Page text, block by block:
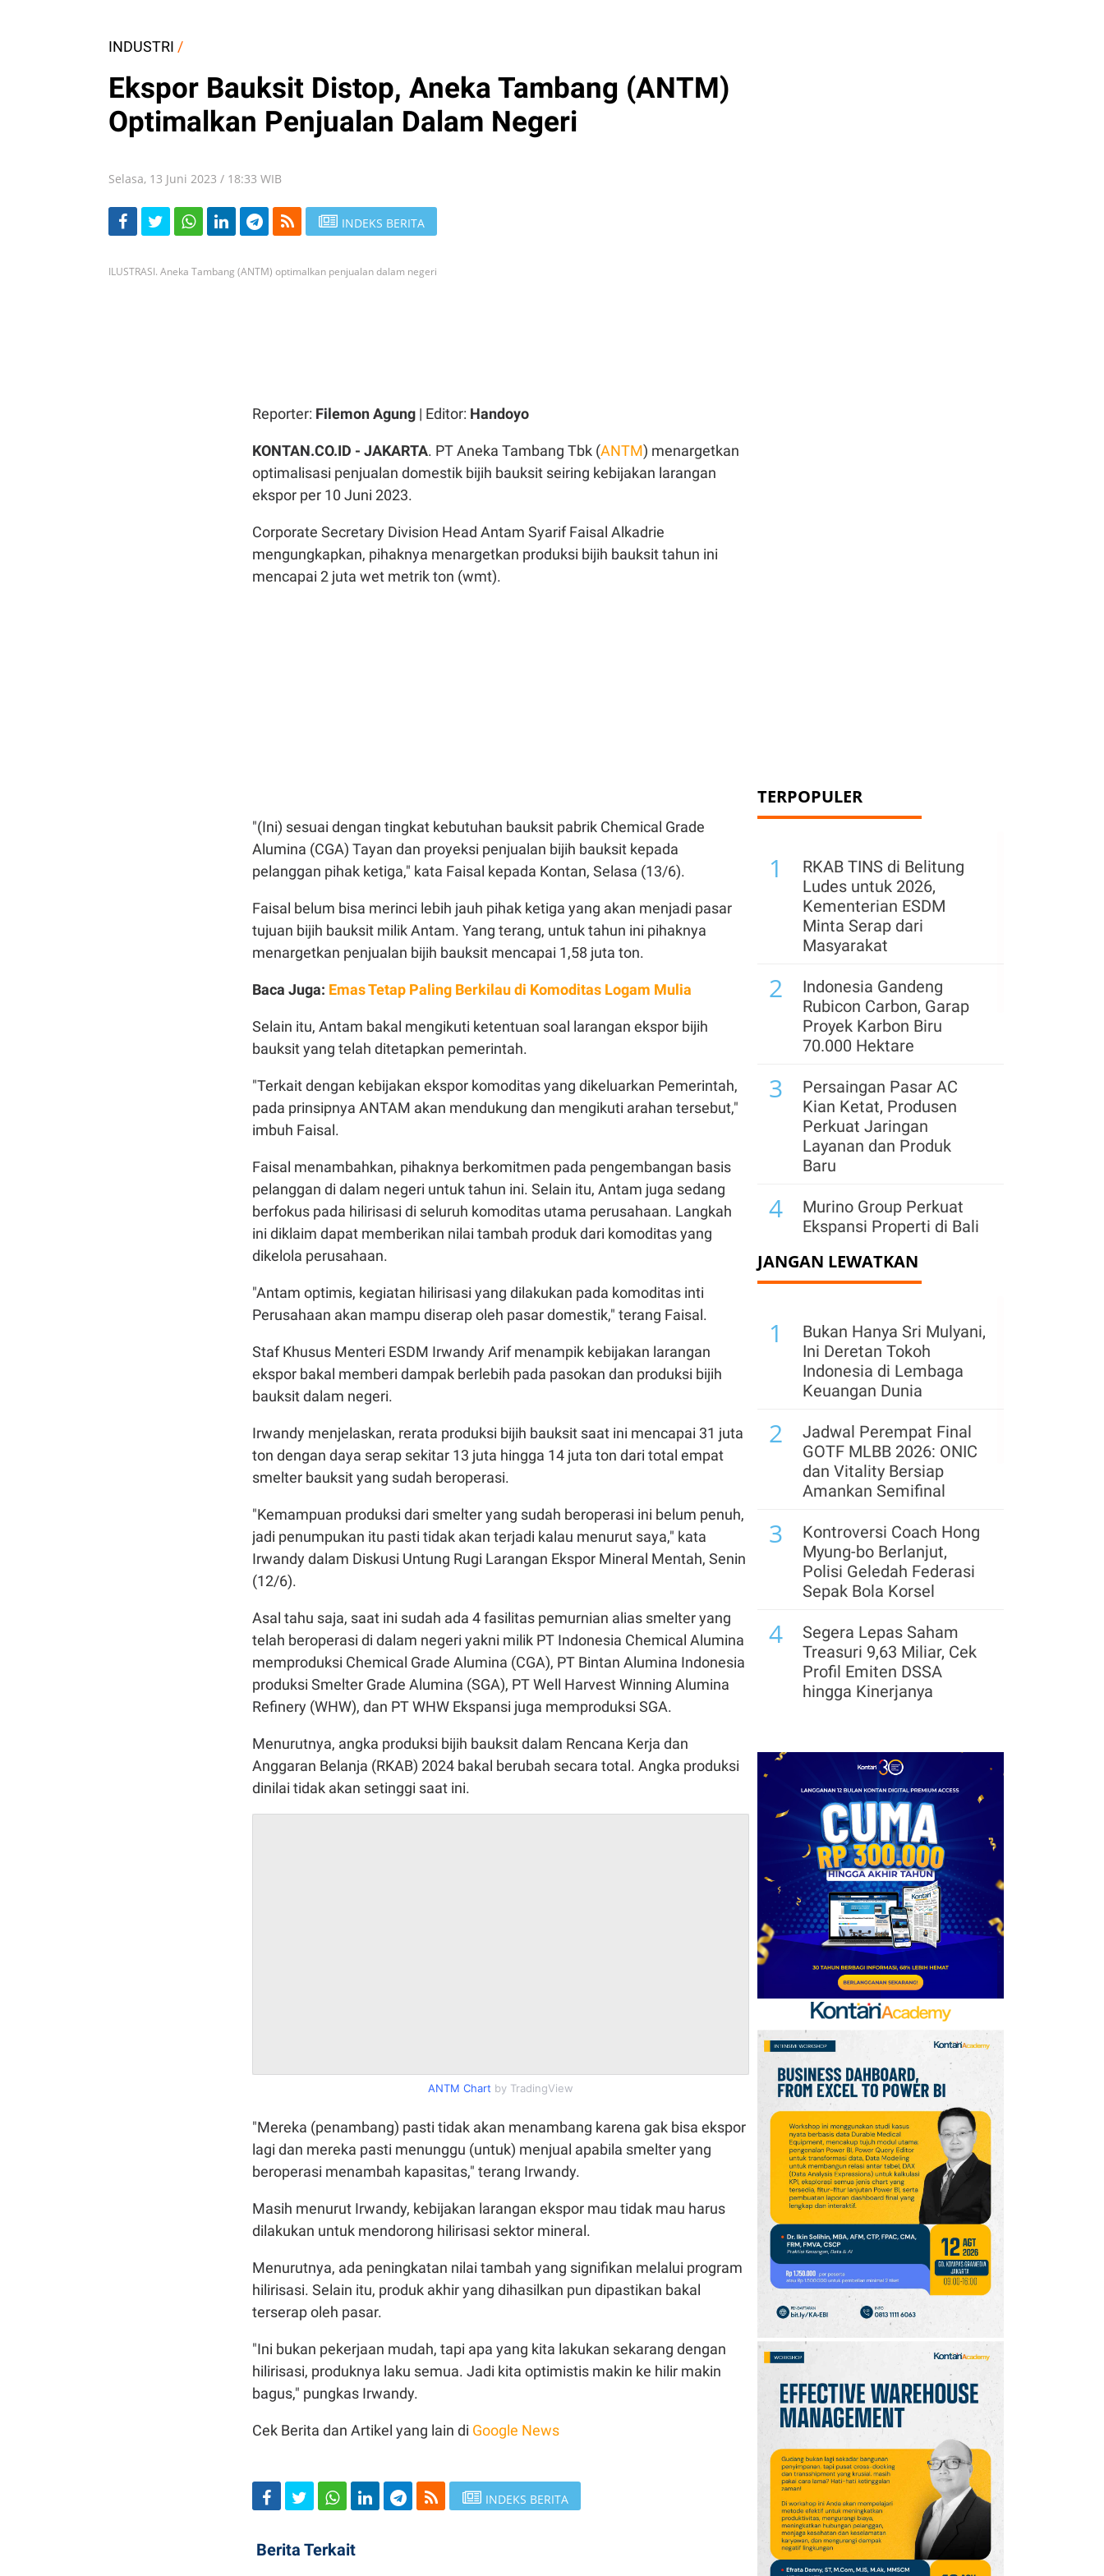
INDUSTRI /
Ekspor Bauksit Distop, Aneka Tambang (ANTM)
Optimalkan Penjualan Dalam Negeri
Selasa, 13 Juni 2023 / 18:33 WIB
INDEKS BERITA
ILUSTRASI. Aneka Tambang (ANTM) optimalkan penjualan dalam negeri
Reporter: Filemon Agung | Editor: Handoyo
KONTAN.CO.ID - JAKARTA. PT Aneka Tambang Tbk (ANTM) menargetkan
optimalisasi penjualan domestik bijih bauksit seiring kebijakan larangan
ekspor per 10 Juni 2023.
Corporate Secretary Division Head Antam Syarif Faisal Alkadrie
mengungkapkan, pihaknya menargetkan produksi bijih bauksit tahun ini
mencapai 2 juta wet metrik ton (wmt).
"(Ini) sesuai dengan tingkat kebutuhan bauksit pabrik Chemical Grade
Alumina (CGA) Tayan dan proyeksi penjualan bijih bauksit kepada
pelanggan pihak ketiga," kata Faisal kepada Kontan, Selasa (13/6).
Faisal belum bisa merinci lebih jauh pihak ketiga yang akan menjadi pasar
tujuan bijih bauksit milik Antam. Yang terang, untuk tahun ini pihaknya
menargetkan penjualan bijih bauksit mencapai 1,58 juta ton.
Baca Juga: Emas Tetap Paling Berkilau di Komoditas Logam Mulia
Selain itu, Antam bakal mengikuti ketentuan soal larangan ekspor bijih
bauksit yang telah ditetapkan pemerintah.
"Terkait dengan kebijakan ekspor komoditas yang dikeluarkan Pemerintah,
pada prinsipnya ANTAM akan mendukung dan mengikuti arahan tersebut,"
imbuh Faisal.
Faisal menambahkan, pihaknya berkomitmen pada pengembangan basis
pelanggan di dalam negeri untuk tahun ini. Selain itu, Antam juga sedang
berfokus pada hilirisasi di seluruh komoditas utama perusahaan. Langkah
ini diklaim dapat memberikan nilai tambah produk dari komoditas yang
dikelola perusahaan.
"Antam optimis, kegiatan hilirisasi yang dilakukan pada komoditas inti
Perusahaan akan mampu diserap oleh pasar domestik," terang Faisal.
Staf Khusus Menteri ESDM Irwandy Arif menampik kebijakan larangan
ekspor bakal memberi dampak berlebih pada pasokan dan produksi bijih
bauksit dalam negeri.
Irwandy menjelaskan, rerata produksi bijih bauksit saat ini mencapai 31 juta
ton dengan daya serap sekitar 13 juta hingga 14 juta ton dari total empat
smelter bauksit yang sudah beroperasi.
"Kemampuan produksi dari smelter yang sudah beroperasi ini belum penuh,
jadi penumpukan itu pasti tidak akan terjadi kalau menurut saya," kata
Irwandy dalam Diskusi Untung Rugi Larangan Ekspor Mineral Mentah, Senin
(12/6).
Asal tahu saja, saat ini sudah ada 4 fasilitas pemurnian alias smelter yang
telah beroperasi di dalam negeri yakni milik PT Indonesia Chemical Alumina
memproduksi Chemical Grade Alumina (CGA), PT Bintan Alumina Indonesia
produksi Smelter Grade Alumina (SGA), PT Well Harvest Winning Alumina
Refinery (WHW), dan PT WHW Ekspansi juga memproduksi SGA.
Menurutnya, angka produksi bijih bauksit dalam Rencana Kerja dan
Anggaran Belanja (RKAB) 2024 bakal berubah secara total. Angka produksi
dinilai tidak akan setinggi saat ini.
ANTM Chart by TradingView
"Mereka (penambang) pasti tidak akan menambang karena gak bisa ekspor
lagi dan mereka pasti menunggu (untuk) menjual apabila smelter yang
beroperasi menambah kapasitas," terang Irwandy.
Masih menurut Irwandy, kebijakan larangan ekspor mau tidak mau harus
dilakukan untuk mendorong hilirisasi sektor mineral.
Menurutnya, ada peningkatan nilai tambah yang signifikan melalui program
hilirisasi. Selain itu, produk akhir yang dihasilkan pun dipastikan bakal
terserap oleh pasar.
"Ini bukan pekerjaan mudah, tapi apa yang kita lakukan sekarang dengan
hilirisasi, produknya laku semua. Jadi kita optimistis makin ke hilir makin
bagus," pungkas Irwandy.
Cek Berita dan Artikel yang lain di Google News
INDEKS BERITA
Berita Terkait
TERPOPULER
1
RKAB TINS di Belitung
Ludes untuk 2026,
Kementerian ESDM
Minta Serap dari
Masyarakat
2
Indonesia Gandeng
Rubicon Carbon, Garap
Proyek Karbon Biru
70.000 Hektare
3
Persaingan Pasar AC
Kian Ketat, Produsen
Perkuat Jaringan
Layanan dan Produk
Baru
4
Murino Group Perkuat
Ekspansi Properti di Bali
5
Target Rp 38 Triliun di
ISF 2026 Terancam Berat
6
Cuaca Panas Jadi
Peluang, Produsen
Hadirkan Produk
Penunjang Kualitas
Udara
Pemerintah Matangkan
Sistem, PPh 22 Penjual
Efektif 1 November
Kemendag Dorong
Percepatan UMKM
Begini Strateginya
Harga Lelang Gula
Tertekan, Asosiasi Gula
Sorot Sejumlah
JANGAN LEWATKAN
1
Bukan Hanya Sri Mulyani,
Ini Deretan Tokoh
Indonesia di Lembaga
Keuangan Dunia
2
Jadwal Perempat Final
GOTF MLBB 2026: ONIC
dan Vitality Bersiap
Amankan Semifinal
3
Kontroversi Coach Hong
Myung-bo Berlanjut,
Polisi Geledah Federasi
Sepak Bola Korsel
4
Segera Lepas Saham
Treasuri 9,63 Miliar, Cek
Profil Emiten DSSA
hingga Kinerjanya
Kerja Sama dengan
Emirates hingga 2033, Ini
Detail Kemitraannya
Klasemen Grup A Piala
AFF 2026: Ini Skenario
Indonesia Lolos ke
Semifinal
7
FIFA Akhirnya Cairkan
Hadiah Timnas Yordania
yang Tertunda 8 Bulan
Promo Alfamart Murah
Banget 7–13 Agustus
2026, Sunlight hingga
Bebelac Diskon
9
Promo JSM Superindo
7–9 Agustus 2026,
Minyak Goreng Rp37.900
hingga Buah Diskon 50%
10 Promo JSM Alfamart 7–
9 Agustus 2026, Minyak
Goreng 2 Liter Mulai
Rp41.500